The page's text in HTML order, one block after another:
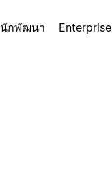
นักพัฒนา Enterprise